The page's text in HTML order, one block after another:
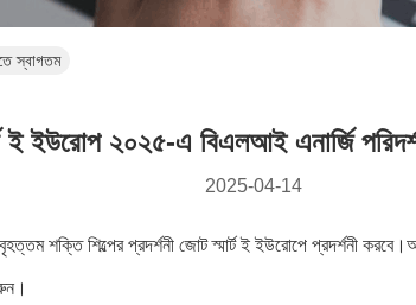
স্বাগতম
ই ইউরোপ ২০২৫-এ বিএলআই এনার্জি
2025-04-14
শক্তি শিল্পের প্রদর্শনী জোট স্মার্ট ই ইউরোপে প্রদর্শনী